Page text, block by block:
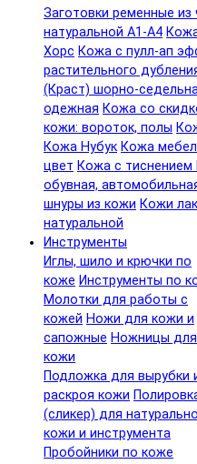
Заготовки ременные из
натуральной А1-А4
Хорс Кожа с пулл-ап
растительного
(Краст) шорно-
одежная Кожа со
кожи: вороток, полы
Кожа Нубук Кожа
цвет Кожа с тиснением
обувная,
шнуры из кожи Кожи
натуральной
Инструменты
Иглы, шило и крючки по
коже Инструменты по
Молотки для работы с
кожей Ножи для кожи и
сапожные Ножницы для
кожи
Подложка для вырубки
раскроя кожи
(сликер) для
кожи и инструмента
Пробойники по коже